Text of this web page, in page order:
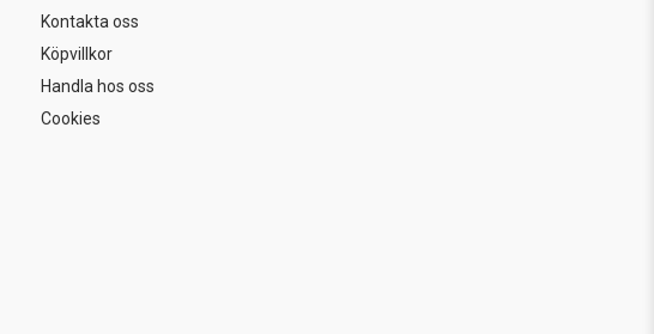
Kontakta oss
Köpvillkor
Handla hos oss
Cookies